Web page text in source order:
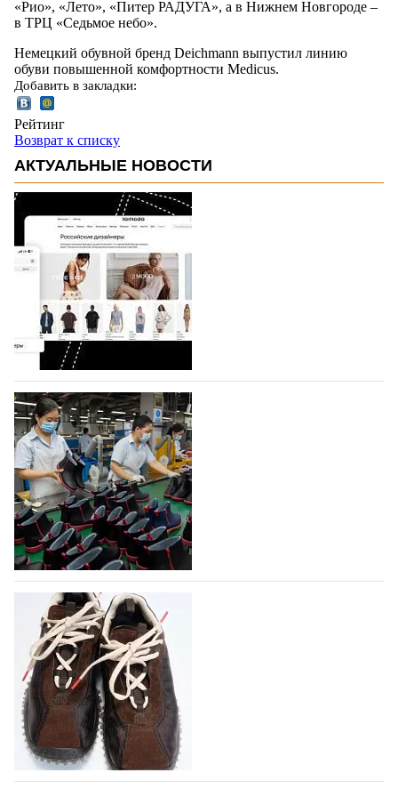
«Рио», «Лето», «Питер РАДУГА», а в Нижнем Новгороде –
в ТРЦ «Седьмое небо».
Немецкий обувной бренд Deichmann выпустил линию
обуви повышенной комфортности Medicus.
Добавить в закладки:
Рейтинг
Возврат к списку
АКТУАЛЬНЫЕ НОВОСТИ
На платформе Lamoda - новый раздел и
условия продвижения локальных
дизайнерских марок
Российский маркетплейс Lamoda решил обновить
раздел для продажи продукции локальных
дизайнерских марок одежды, обуви и аксессуаров.
Бренды также получат маркетинговую…
06.08.2026 258
Объем мирового производства обуви в
2025 году практически не увеличился
В 2025 году мировое производство обуви
практически не изменилось, зафиксировав
незначительный рост на 0,1% до 24,6 млрд пар, -
данные опубликованы в аналитическом вестнике
«Всемирный ежегодник обуви 2026», Португальской
ассоциацией…